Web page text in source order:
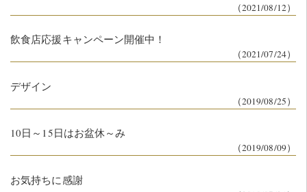
（2021/08/12）
飲食店応援キャンペーン開催中！
（2021/07/24）
デザイン
（2019/08/25）
10日～15日はお盆休～み
（2019/08/09）
お気持ちに感謝